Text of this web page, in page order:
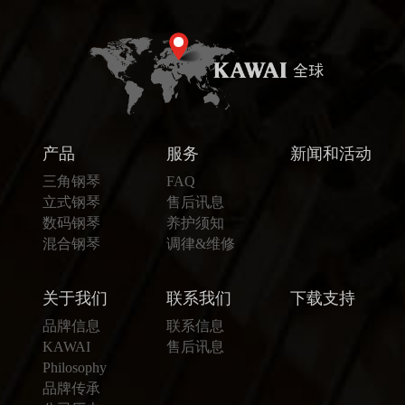
产品
三角钢琴
立式钢琴
数码钢琴
混合钢琴
服务
FAQ
售后讯息
养护须知
调律&维修
新闻和活动
关于我们
品牌信息
KAWAI
Philosophy
品牌传承
联系我们
联系信息
售后讯息
下载支持